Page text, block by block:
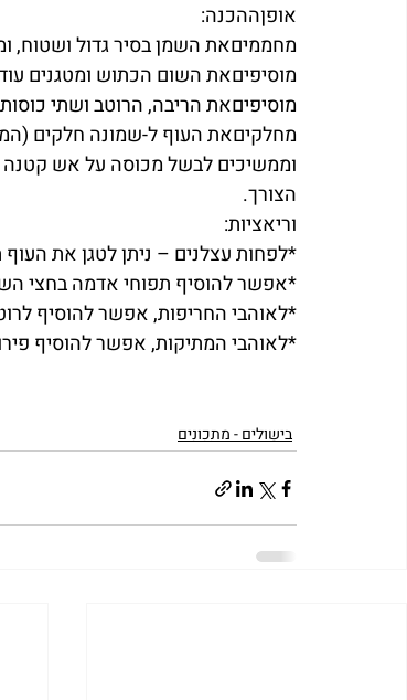
אופןההכנה:
מחממיםאת השמן בסיר גדול ושטוח,
מוסיפיםאת השום הכתוש ומטגנים
מוסיפיםאת הריבה, הרוטב ושתי
מחלקיםאת העוף ל-שמונה חלקים
וממשיכים לבשל מכוסה על אש קטנה
הצורך.
וריאציות:
*לפחות עצלנים – ניתן לטגן את
*אפשר להוסיף תפוחי אדמה בחצי
*לאוהבי החריפות, אפשר להוסיף
*לאוהבי המתיקות, אפשר להוסיף
בישולים - מתכונים